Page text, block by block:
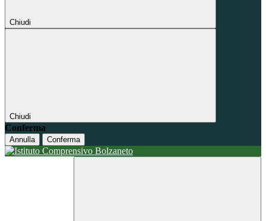
Chiudi
Chiudi
Conferma
Annulla Conferma